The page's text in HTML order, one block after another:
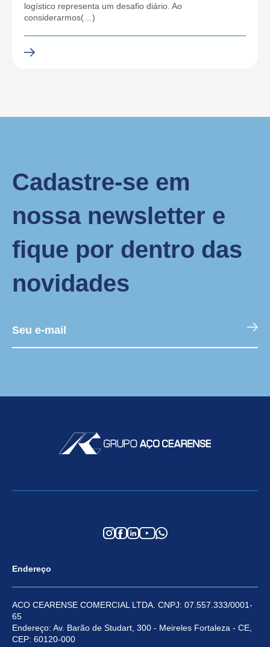
logístico representa um desafio diário. Ao
considerarmos(…)
Cadastre-se em
nossa newsletter e
fique por dentro das
novidades
Endereço
ACO CEARENSE COMERCIAL LTDA. CNPJ: 07.557.333/0001-
65
Endereço: Av. Barão de Studart, 300 - Meireles Fortaleza - CE,
CEP: 60120-000